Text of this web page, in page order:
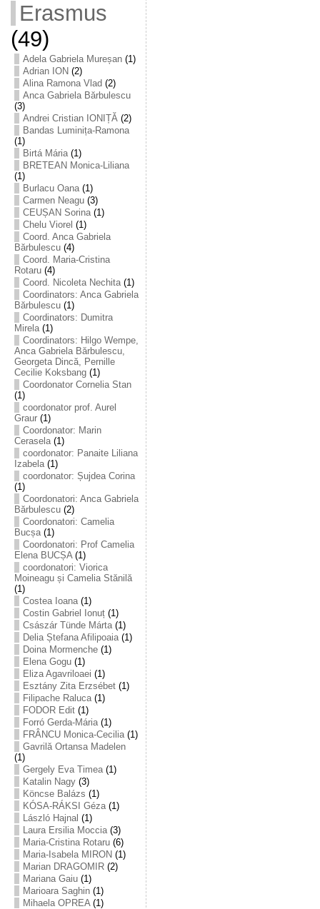
Erasmus
(49)
Adela Gabriela Mureșan(1)
Adrian ION (2)
Alina Ramona Vlad (2)
Anca Gabriela Bărbulescu
(3)
Andrei Cristian IONIȚĂ(2)
Bandas Luminița-Ramona
(1)
Birtá Mária(1)
BRETEAN Monica-Liliana
(1)
Burlacu Oana(1)
Carmen Neagu(3)
CEUȘAN Sorina(1)
Chelu Viorel (1)
Coord. Anca Gabriela
Bărbulescu(4)
Coord. Maria-Cristina
Rotaru(4)
Coord. Nicoleta Nechita(1)
Coordinators: Anca Gabriela
Bărbulescu(1)
Coordinators: Dumitra
Mirela(1)
Coordinators: Hilgo Wempe,
Anca Gabriela Bărbulescu,
Georgeta Dincă, Pernille
Cecilie Koksbang(1)
Coordonator Cornelia Stan
(1)
coordonator prof. Aurel
Graur(1)
Coordonator: Marin
Cerasela(1)
coordonator: Panaite Liliana
Izabela(1)
coordonator: Șujdea Corina
(1)
Coordonatori: Anca Gabriela
Bărbulescu(2)
Coordonatori: Camelia
Bucșa(1)
Coordonatori: Prof Camelia
Elena BUCȘA(1)
coordonatori: Viorica
Moineagu și Camelia Stănilă
(1)
Costea Ioana(1)
Costin Gabriel Ionuț(1)
Császár Tünde Márta(1)
Delia Ștefana Afilipoaia(1)
Doina Mormenche(1)
Elena Gogu(1)
Eliza Agavriloaei (1)
Esztány Zita Erzsébet(1)
Filipache Raluca(1)
FODOR Edit(1)
Forró Gerda-Mária(1)
FRÂNCU Monica-Cecilia(1)
Gavrilă Ortansa Madelen
(1)
Gergely Eva Timea(1)
Katalin Nagy(3)
Köncse Balázs (1)
KÓSA-RÁKSI Géza(1)
László Hajnal (1)
Laura Ersilia Moccia(3)
Maria-Cristina Rotaru(6)
Maria-Isabela MIRON (1)
Marian DRAGOMIR(2)
Mariana Gaiu(1)
Marioara Saghin(1)
Mihaela OPREA(1)